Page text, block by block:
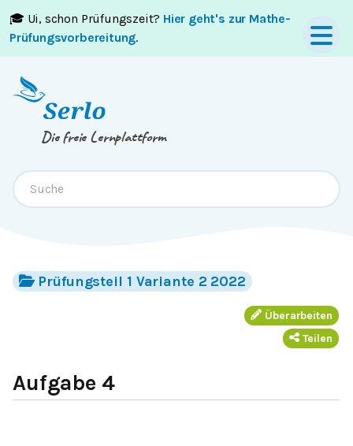
🎓 Ui, schon Prüfungszeit? Hier geht's zur Mathe-
Prüfungsvorbereitung.
Springe zumInhaltoderFooter
Die freie Lernplattform
Prüfungsteil 1 Variante 2 2022
Überarbeiten
Teilen
Aufgabe 4